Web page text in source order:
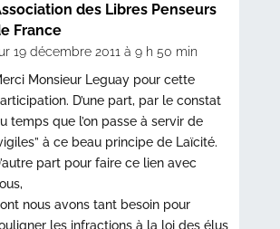
des Libres Penseurs
France
19 décembre 2011 à 9 h 50 min
Monsieur Leguay pour cette
D’une part, par le constat
temps que l’on passe à servir de
à ce beau principe de Laïcité.
part pour faire ce lien avec
nous avons tant besoin pour
les infractions à la loi des élus